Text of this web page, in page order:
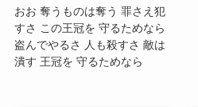
おお 奪うものは奪う 罪さえ犯
すさ この王冠を 守るためなら
盗んでやるさ 人も殺すさ 敵は
潰す 王冠を 守るためなら